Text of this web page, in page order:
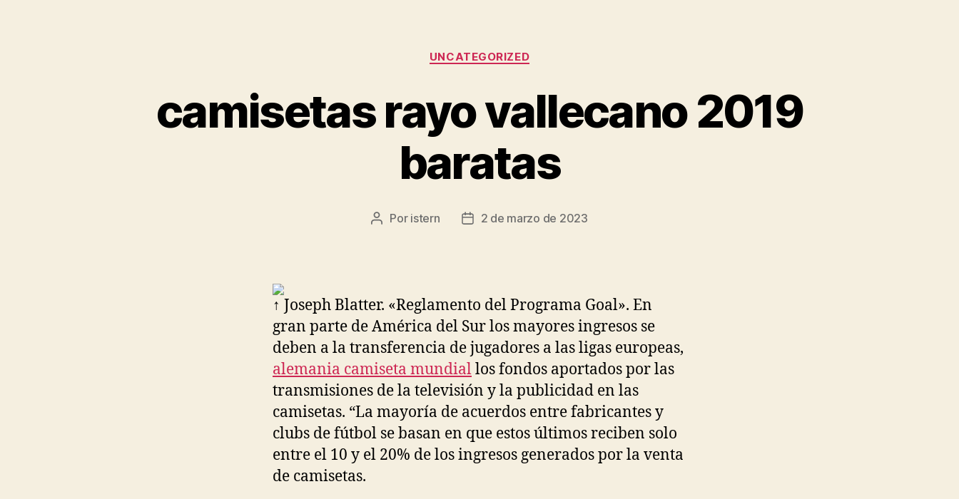
Categorías
UNCATEGORIZED
camisetas rayo vallecano 2019
baratas
Autor
Por istern
Fecha2 de marzo de 2023
↑ Joseph Blatter. «Reglamento del Programa Goal». En
gran parte de América del Sur los mayores ingresos se
deben a la transferencia de jugadores a las ligas europeas,
alemania camiseta mundiallos fondos aportados por las
transmisiones de la televisión y la publicidad en las
camisetas. “La mayoría de acuerdos entre fabricantes y
clubs de fútbol se basan en que estos últimos reciben solo
entre el 10 y el 20% de los ingresos generados por la venta
de camisetas.